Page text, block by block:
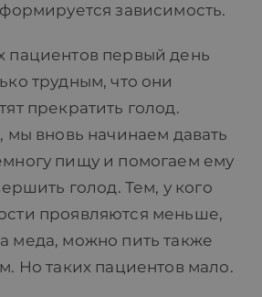
зависимость.
пациентов первый день
трудным, что они
прекратить голод.
мы вновь начинаем давать
пищу и помогаем ему
голод. Тем, у кого
проявляются меньше,
меда, можно пить также
Но таких пациентов мало.